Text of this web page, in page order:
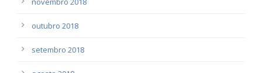
outubro 2018
setembro 2018